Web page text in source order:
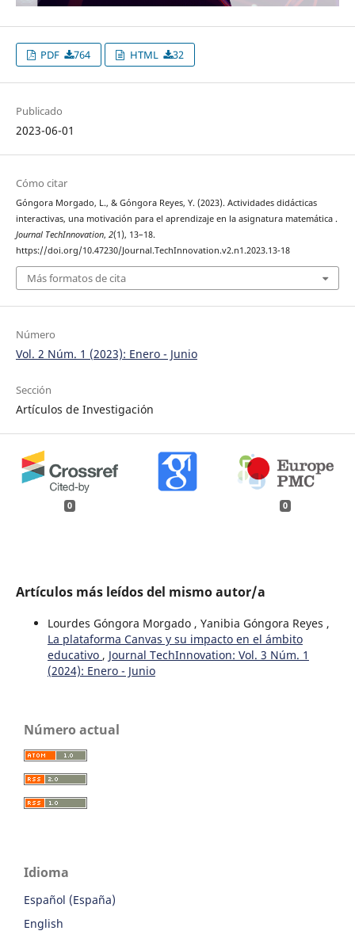
PDF 764 HTML 32
Publicado
2023-06-01
Cómo citar
Góngora Morgado, L., & Góngora Reyes, Y. (2023). Actividades didácticas
interactivas, una motivación para el aprendizaje en la asignatura matemática .
Journal TechInnovation, 2(1), 13–18.
https://doi.org/10.47230/Journal.TechInnovation.v2.n1.2023.13-18
Más formatos de cita
Número
Vol. 2 Núm. 1 (2023): Enero - Junio
Sección
Artículos de Investigación
0 0
Artículos más leídos del mismo autor/a
Lourdes Góngora Morgado , Yanibia Góngora Reyes ,
La plataforma Canvas y su impacto en el ámbito
educativo , Journal TechInnovation: Vol. 3 Núm. 1
(2024): Enero - Junio
Número actual
Idioma
Español (España)
English